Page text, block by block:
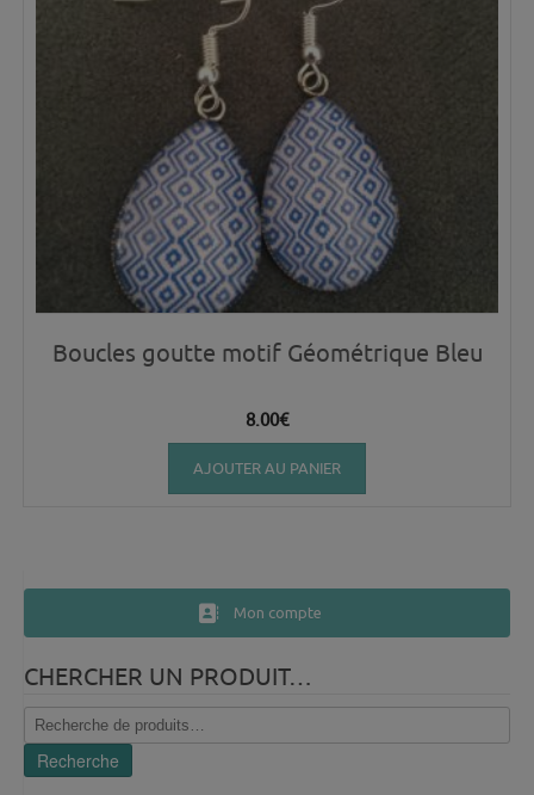
Boucles goutte motif Géométrique Bleu
8.00€
AJOUTER AU PANIER
Mon compte
CHERCHER UN PRODUIT…
Recherche
pour :
Recherche